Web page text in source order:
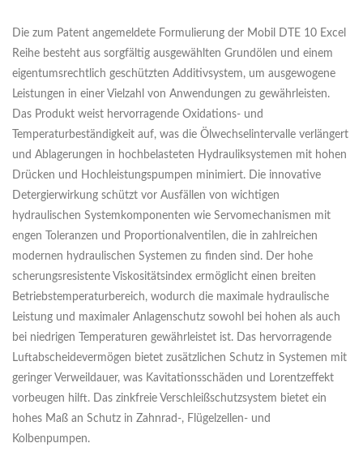
Die zum Patent angemeldete Formulierung der Mobil DTE 10 Excel
Reihe besteht aus sorgfältig ausgewählten Grundölen und einem
eigentumsrechtlich geschützten Additivsystem, um ausgewogene
Leistungen in einer Vielzahl von Anwendungen zu gewährleisten.
Das Produkt weist hervorragende Oxidations- und
Temperaturbeständigkeit auf, was die Ölwechselintervalle verlängert
und Ablagerungen in hochbelasteten Hydrauliksystemen mit hohen
Drücken und Hochleistungspumpen minimiert. Die innovative
Detergierwirkung schützt vor Ausfällen von wichtigen
hydraulischen Systemkomponenten wie Servomechanismen mit
engen Toleranzen und Proportionalventilen, die in zahlreichen
modernen hydraulischen Systemen zu finden sind. Der hohe
scherungsresistente Viskositätsindex ermöglicht einen breiten
Betriebstemperaturbereich, wodurch die maximale hydraulische
Leistung und maximaler Anlagenschutz sowohl bei hohen als auch
bei niedrigen Temperaturen gewährleistet ist. Das hervorragende
Luftabscheidevermögen bietet zusätzlichen Schutz in Systemen mit
geringer Verweildauer, was Kavitationsschäden und Lorentzeffekt
vorbeugen hilft. Das zinkfreie Verschleißschutzsystem bietet ein
hohes Maß an Schutz in Zahnrad-, Flügelzellen- und
Kolbenpumpen.